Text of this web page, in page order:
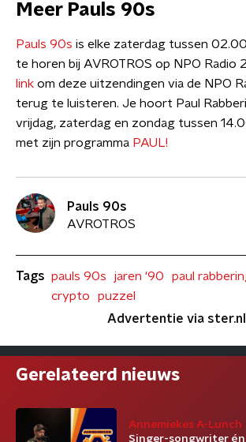
Meer Pauls 90s
Pauls 90s is elke zaterdag tussen
te horen bij AVROTROS op NPO Radio
link om deze uitzendingen via de NPO
terug te luisteren. Je hoort Paul
vrijdag, zaterdag en zondag tussen
met zijn programma PAUL!
Pauls 90s
AVROTROS
Tags pauls 90s jaren '90
paul
crypto
puzzel
Advertentie via ster.nl
Gerelateerd nieuws
Annemiekes A-Lunch
Singer-songwriter